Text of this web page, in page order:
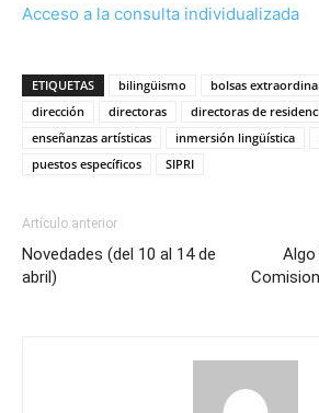
Acceso a la consulta individualizada
ETIQUETAS bilingüismo bolsas
dirección
directoras
directoras de
enseñanzas artísticas
inmersión lingüística
puestos específicos
SIPRI
Artículo anterior
Novedades (del 10 al 14 de
abril)
Algo